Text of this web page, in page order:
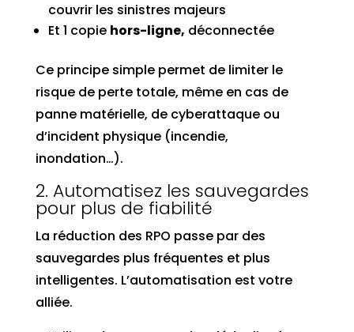
couvrir les sinistres majeurs
Et 1 copie hors-ligne, déconnectée
Ce principe simple permet de limiter le
risque de perte totale, même en cas de
panne matérielle, de cyberattaque ou
d’incident physique (incendie,
inondation…).
2. Automatisez les sauvegardes
pour plus de fiabilité
La réduction des RPO passe par des
sauvegardes plus fréquentes et plus
intelligentes. L’automatisation est votre
alliée.